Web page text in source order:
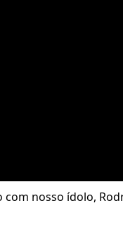
nosso ídolo,